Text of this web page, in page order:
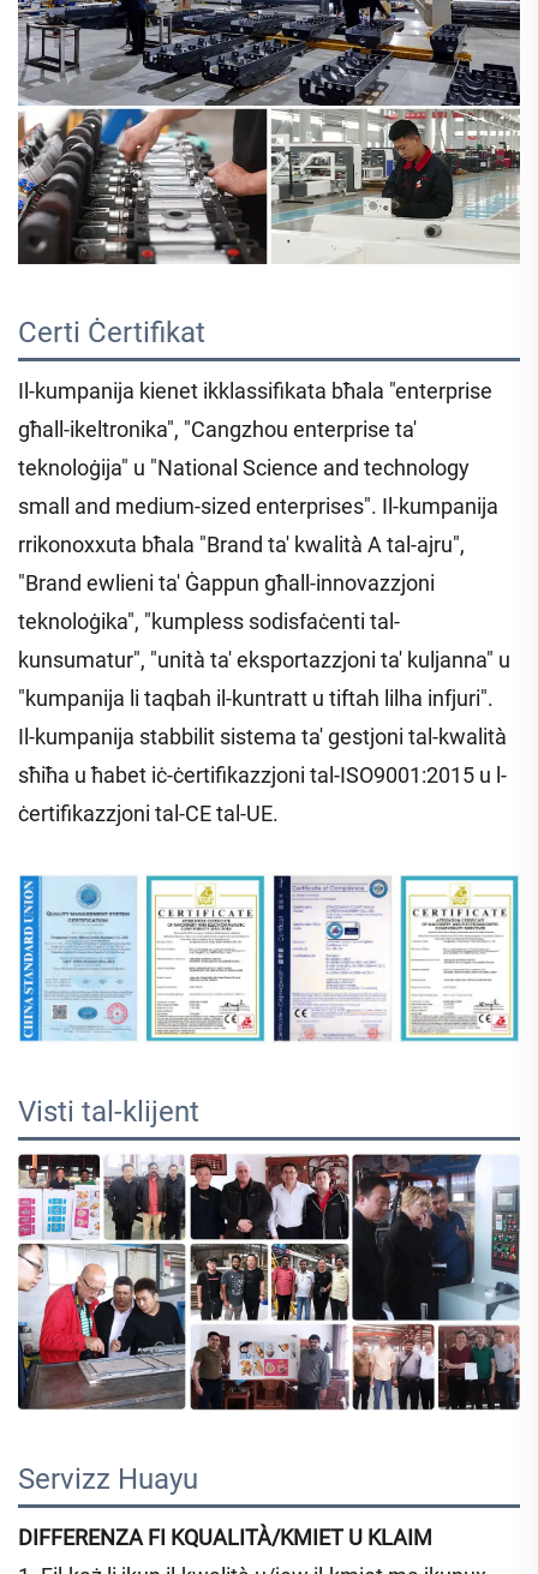
Certi Ċertifikat
Il-kumpanija kienet ikklassifikata bħala "enterprise
għall-ikeltronika", "Cangzhou enterprise ta'
teknoloġija" u "National Science and technology
small and medium-sized enterprises". Il-kumpanija
rrikonoxxuta bħala "Brand ta' kwalità A tal-ajru",
"Brand ewlieni ta' Ġappun għall-innovazzjoni
teknoloġika", "kumpless sodisfaċenti tal-
kunsumatur", "unità ta' eksportazzjoni ta' kuljanna" u
"kumpanija li taqbah il-kuntratt u tiftah lilha infjuri".
Il-kumpanija stabbilit sistema ta' gestjoni tal-kwalità
sħiħa u ħabet iċ-ċertifikazzjoni tal-ISO9001:2015 u l-
ċertifikazzjoni tal-CE tal-UE.
Visti tal-klijent
Servizz Huayu
DIFFERENZA FI KQUALITÀ/KMIET U KLAIM